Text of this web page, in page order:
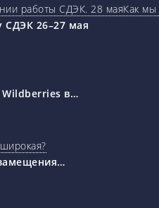
работы СДЭК. 28 маяКак
СДЭК 26–27 мая
Wildberries в…